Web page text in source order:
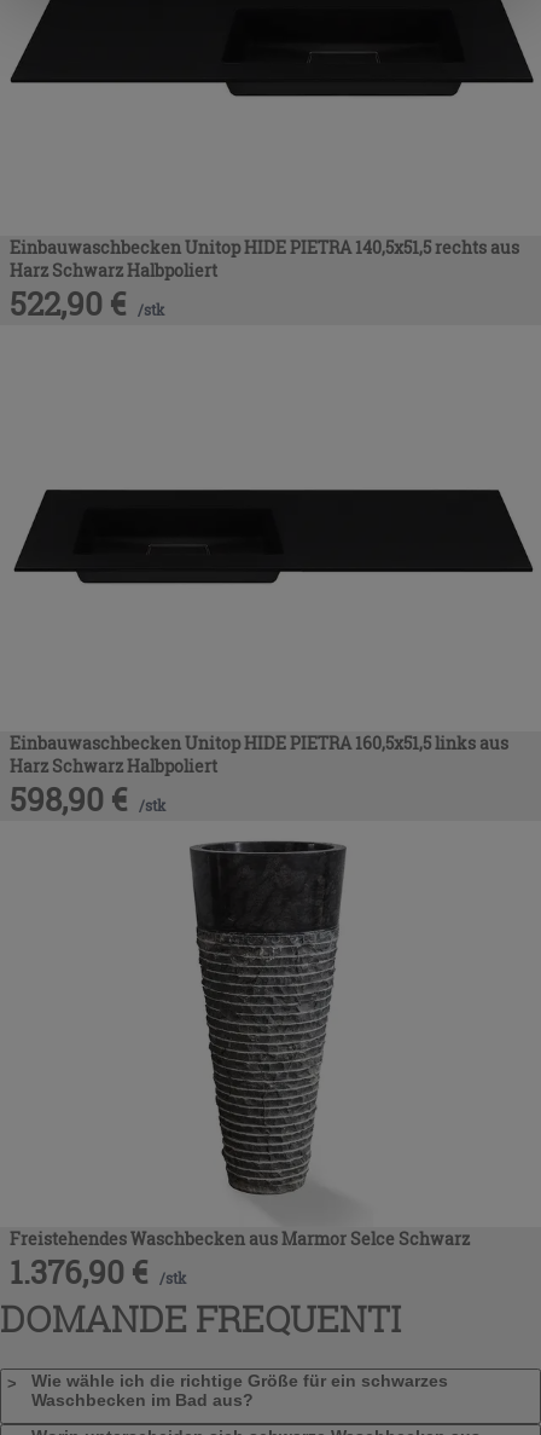
die Schaltfläche "X" klicken, können Sie das Surfen erst
nach der Installation der technischen Cookies fortsetzen.
Einbauwaschbecken Unitop HIDE PIETRA 140,5x51,5 rechts aus
Harz Schwarz Halbpoliert
522,90 € /stk
Einbauwaschbecken Unitop HIDE PIETRA 160,5x51,5 links aus
Harz Schwarz Halbpoliert
598,90 € /stk
Freistehendes Waschbecken aus Marmor Selce Schwarz
1.376,90 € /stk
DOMANDE FREQUENTI
Wie wähle ich die richtige Größe für ein schwarzes
Waschbecken im Bad aus?